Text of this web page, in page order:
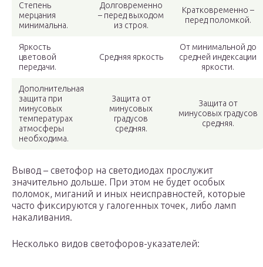
Степень
мерцания
минимальна.
Долговременно
– перед выходом
из строя.
Кратковременно –
перед поломкой.
Яркость
цветовой
передачи.
Средняя яркость
От минимальной до
средней индексации
яркости.
Дополнительная
защита при
минусовых
температурах
атмосферы
необходима.
Защита от
минусовых
градусов
средняя.
Защита от
минусовых градусов
средняя.
Вывод – светофор на светодиодах прослужит
значительно дольше. При этом не будет особых
поломок, миганий и иных неисправностей, которые
часто фиксируются у галогенных точек, либо ламп
накаливания.
Несколько видов светофоров-указателей: